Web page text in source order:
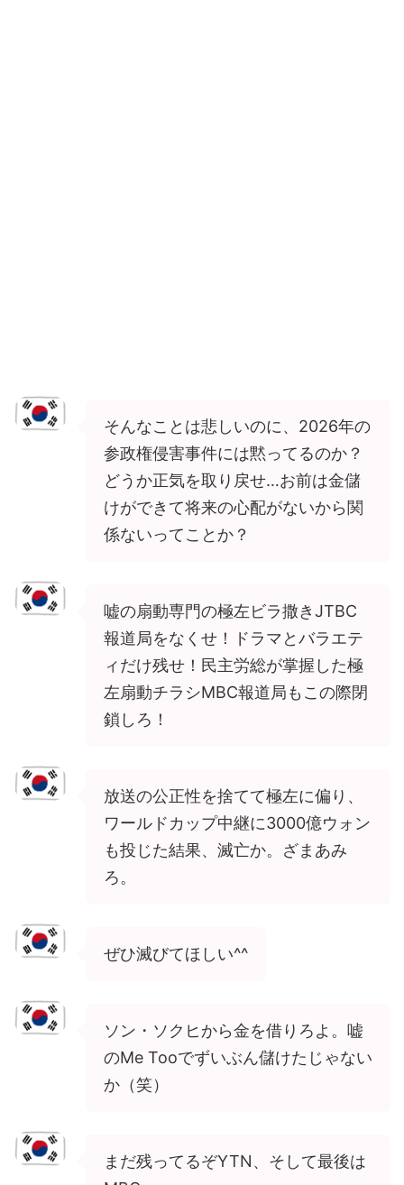
そんなことは悲しいのに、2026年の
参政権侵害事件には黙ってるのか？
どうか正気を取り戻せ…お前は金儲
けができて将来の心配がないから関
係ないってことか？
嘘の扇動専門の極左ビラ撒きJTBC
報道局をなくせ！ドラマとバラエテ
ィだけ残せ！民主労総が掌握した極
左扇動チラシMBC報道局もこの際閉
鎖しろ！
放送の公正性を捨てて極左に偏り、
ワールドカップ中継に3000億ウォン
も投じた結果、滅亡か。ざまあみ
ろ。
ぜひ滅びてほしい^^
ソン・ソクヒから金を借りろよ。嘘
のMe Tooでずいぶん儲けたじゃない
か（笑）
まだ残ってるぞYTN、そして最後は